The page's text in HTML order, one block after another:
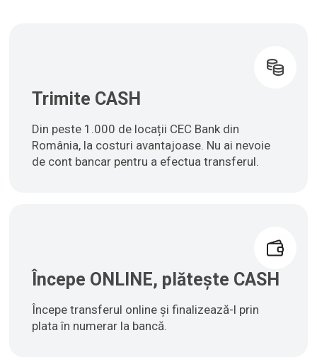
Trimite CASH
Din peste 1.000 de locații CEC Bank din
România, la costuri avantajoase. Nu ai nevoie
de cont bancar pentru a efectua transferul.
Începe ONLINE, plătește CASH
Începe transferul online și finalizează-l prin
plata în numerar la bancă.